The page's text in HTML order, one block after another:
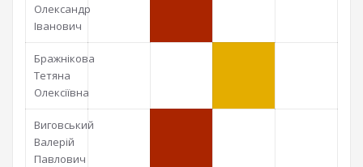
Олександр
Іванович
Бражнікова
Тетяна
Олексіївна
Виговський
Валерій
Павлович